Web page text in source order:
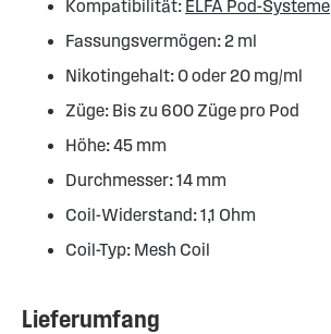
Kompatibilität: ELFA Pod-Systeme
Fassungsvermögen: 2 ml
Nikotingehalt: 0 oder 20 mg/ml
Züge: Bis zu 600 Züge pro Pod
Höhe: 45 mm
Durchmesser: 14 mm
Coil-Widerstand: 1,1 Ohm
Coil-Typ: Mesh Coil
Lieferumfang